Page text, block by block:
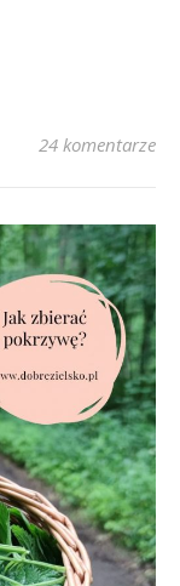
24 komentarze